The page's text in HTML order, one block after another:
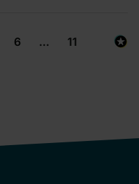
6 ... 11